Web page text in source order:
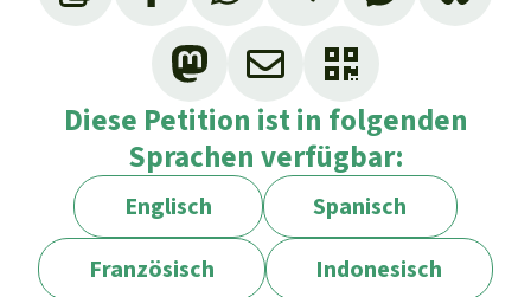
Diese Petition ist in folgenden
Sprachen verfügbar:
Englisch
Spanisch
Französisch
Indonesisch